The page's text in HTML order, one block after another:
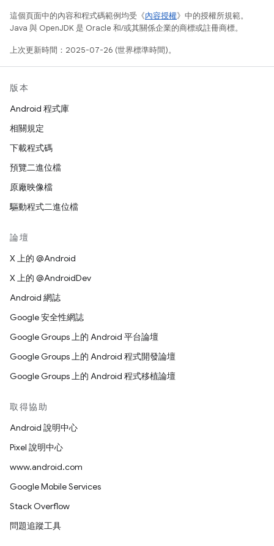
這個頁面中的內容和程式碼範例均受《內容授權》中的授權所規範。
Java 與 OpenJDK 是 Oracle 和/或其關係企業的商標或註冊商標。
上次更新時間：2025-07-26 (世界標準時間)。
版本
Android 程式庫
相關規定
下載程式碼
預覽二進位檔
原廠映像檔
驅動程式二進位檔
論壇
X 上的 @Android
X 上的 @AndroidDev
Android 網誌
Google 安全性網誌
Google Groups 上的 Android 平台論壇
Google Groups 上的 Android 程式開發論壇
Google Groups 上的 Android 程式移植論壇
取得協助
Android 說明中心
Pixel 說明中心
www.android.com
Google Mobile Services
Stack Overflow
問題追蹤工具